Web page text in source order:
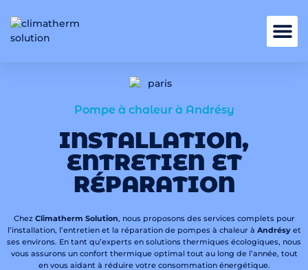
Pompe à chaleur à Andrésy
INSTALLATION,
ENTRETIEN ET
RÉPARATION
Chez Climatherm Solution, nous proposons des services complets pour
l’installation, l’entretien et la réparation de pompes à chaleur à Andrésyet
ses environs. En tant qu’experts en solutions thermiques écologiques, nous
vous assurons un confort thermique optimal tout au long de l’année, tout
en vous aidant à réduire votre consommation énergétique.